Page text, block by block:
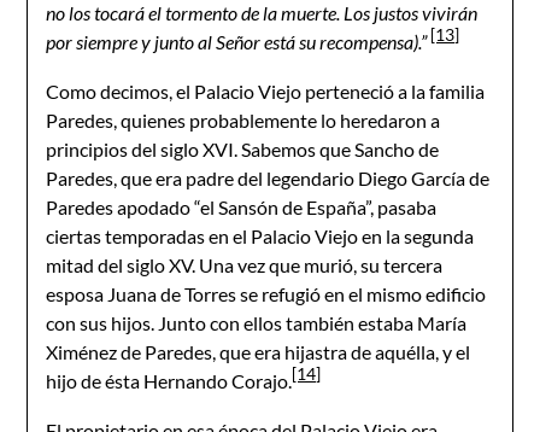
no los tocará el tormento de la muerte. Los justos vivirán
por siempre y junto al Señor está su recompensa).”[13]
Como decimos, el Palacio Viejo perteneció a la familia
Paredes, quienes probablemente lo heredaron a
principios del siglo XVI. Sabemos que Sancho de
Paredes, que era padre del legendario Diego García de
Paredes apodado “el Sansón de España”, pasaba
ciertas temporadas en el Palacio Viejo en la segunda
mitad del siglo XV. Una vez que murió, su tercera
esposa Juana de Torres se refugió en el mismo edificio
con sus hijos. Junto con ellos también estaba María
Ximénez de Paredes, que era hijastra de aquélla, y el
hijo de ésta Hernando Corajo.[14]